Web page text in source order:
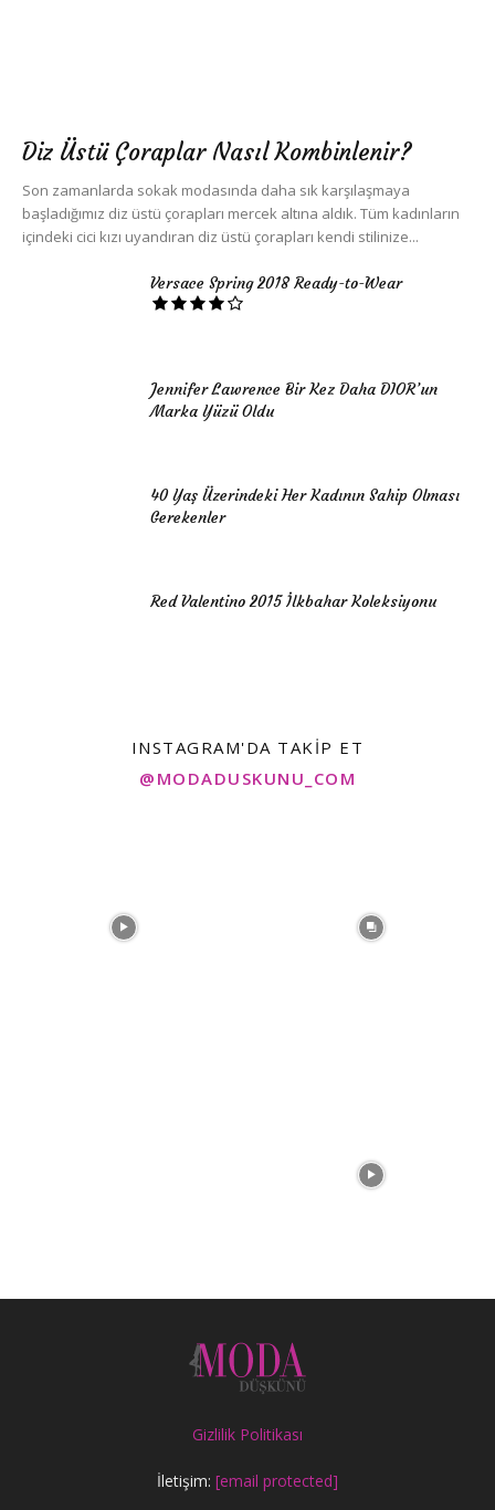
Diz Üstü Çoraplar Nasıl Kombinlenir?
Son zamanlarda sokak modasında daha sık karşılaşmaya
başladığımız diz üstü çorapları mercek altına aldık. Tüm kadınların
içindeki cici kızı uyandıran diz üstü çorapları kendi stilinize...
Versace Spring 2018 Ready-to-Wear
Jennifer Lawrence Bir Kez Daha DIOR’un
Marka Yüzü Oldu
40 Yaş Üzerindeki Her Kadının Sahip Olması
Gerekenler
Red Valentino 2015 İlkbahar Koleksiyonu
INSTAGRAM'DA TAKIP ET
@MODADUSKUNU_COM
Gizlilik Politikası
İletişim: [email protected]